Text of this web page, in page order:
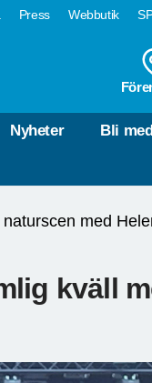
Press Webbutik
Nyheter Bli
kväll